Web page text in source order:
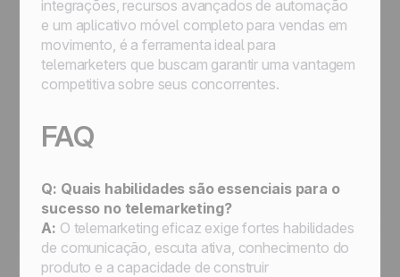
integrações, recursos avançados de automação
e um aplicativo móvel completo para vendas em
movimento, é a ferramenta ideal para
telemarketers que buscam garantir uma vantagem
competitiva sobre seus concorrentes.
FAQ
Q: Quais habilidades são essenciais para o
sucesso no telemarketing?
A: O telemarketing eficaz exige fortes habilidades
de comunicação, escuta ativa, conhecimento do
produto e a capacidade de construir